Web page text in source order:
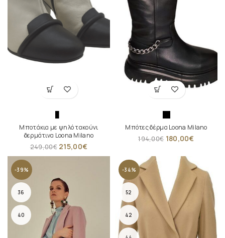
Μποτάκια με ψηλό τακούνι
δερμάτινα Loona Milano
249,00€ 215,00€
Μπότες δέρμα Loona Milano
194,00€ 180,00€
-39%
36
40
-34%
52
42